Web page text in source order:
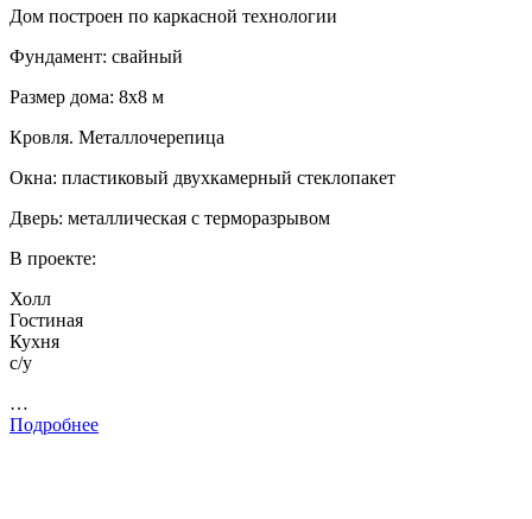
Дом построен по каркасной технологии
Фундамент: свайный
Размер дома: 8х8 м
Кровля. Металлочерепица
Окна: пластиковый двухкамерный стеклопакет
Дверь: металлическая с терморазрывом
В проекте:
Холл
Гостиная
Кухня
с/у
…
Подробнее